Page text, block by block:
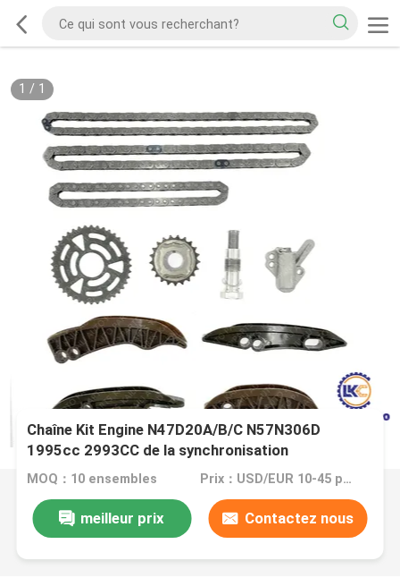
1 / 1
Chaîne Kit Engine N47D20A/B/C N57N306D
1995cc 2993CC de la synchronisation
13527797902 70L
MOQ：10 ensembles Prix：USD/EUR 10-45 per set
meilleur prix Contactez nous